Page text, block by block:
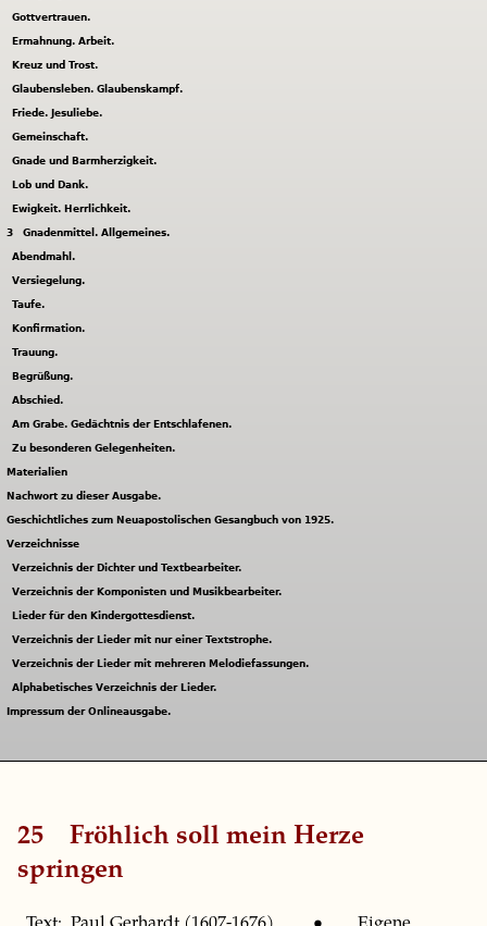
Gottvertrauen.
Ermahnung. Arbeit.
Kreuz und Trost.
Glaubensleben. Glaubenskampf.
Friede. Jesuliebe.
Gemeinschaft.
Gnade und Barmherzigkeit.
Lob und Dank.
Ewigkeit. Herrlichkeit.
3 Gnadenmittel. Allgemeines.
Abendmahl.
Versiegelung.
Taufe.
Konfirmation.
Trauung.
Begrüßung.
Abschied.
Am Grabe. Gedächtnis der Entschlafenen.
Zu besonderen Gelegenheiten.
Materialien
Nachwort zu dieser Ausgabe.
Geschichtliches zum Neuapostolischen Gesangbuch von 1925.
Verzeichnisse
Verzeichnis der Dichter und Textbearbeiter.
Verzeichnis der Komponisten und Musikbearbeiter.
Lieder für den Kindergottesdienst.
Verzeichnis der Lieder mit nur einer Textstrophe.
Verzeichnis der Lieder mit mehreren Melodiefassungen.
Alphabetisches Verzeichnis der Lieder.
Impressum der Onlineausgabe.
25 Fröhlich soll mein Herze
springen